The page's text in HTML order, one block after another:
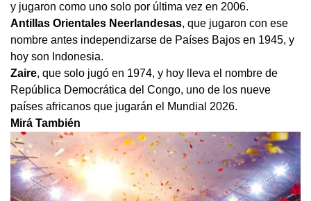
y jugaron como uno solo por última vez en 2006.
Antillas Orientales Neerlandesas, que jugaron con ese
nombre antes independizarse de Países Bajos en 1945, y
hoy son Indonesia.
Zaire, que solo jugó en 1974, y hoy lleva el nombre de
República Democrática del Congo, uno de los nueve
países africanos que jugarán el Mundial 2026.
Mirá También